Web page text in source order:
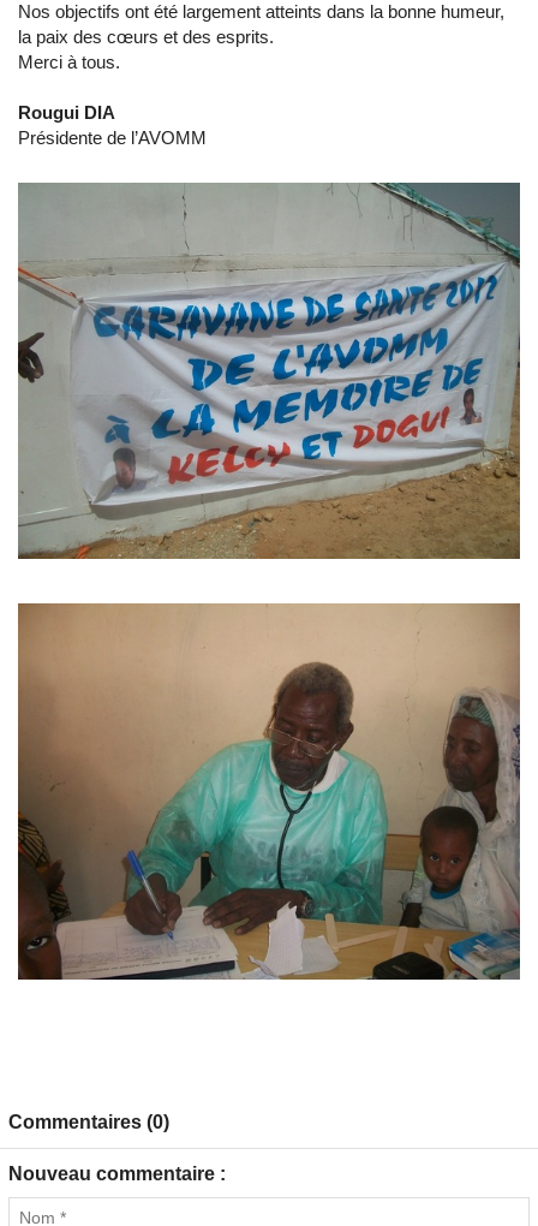
Nos objectifs ont été largement atteints dans la bonne humeur,
la paix des cœurs et des esprits.
Merci à tous.
Rougui DIA
Présidente de l’AVOMM
Commentaires (0)
Nouveau commentaire :